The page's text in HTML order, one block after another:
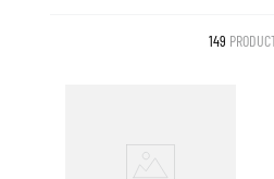
149